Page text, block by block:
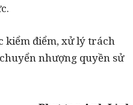
kiểm điểm, xử lý trách
nhượng quyền sử